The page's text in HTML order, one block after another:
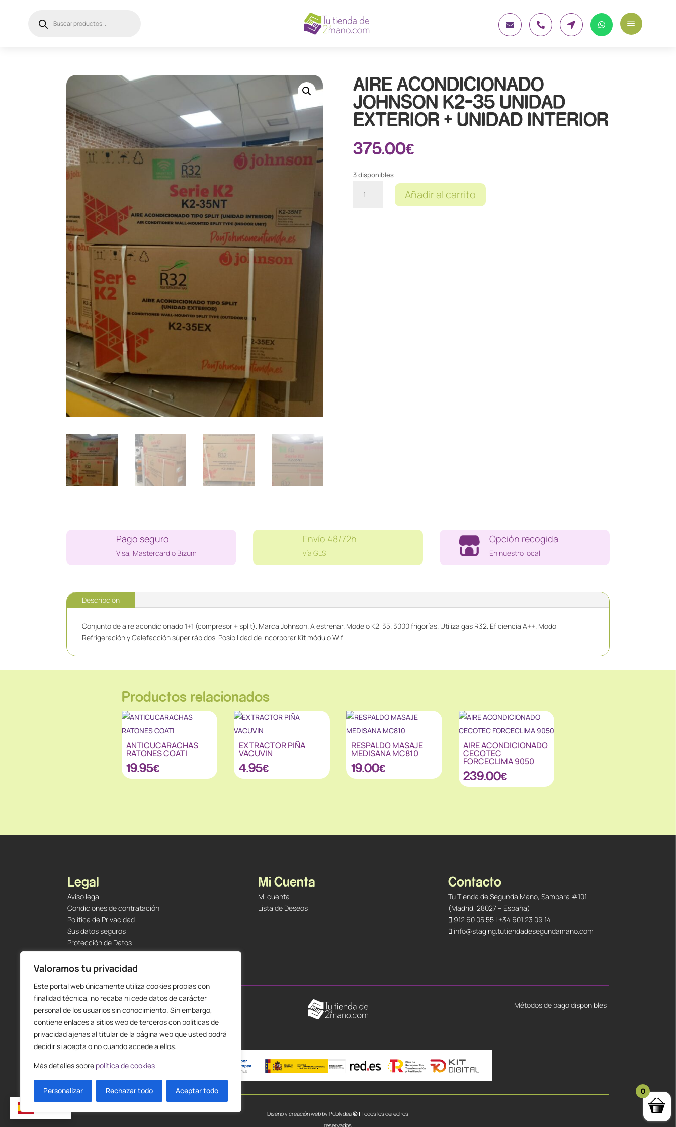
Valoramos tu privacidad
Este portal web únicamente utiliza cookies propias con
finalidad técnica, no recaba ni cede datos de carácter
personal de los usuarios sin conocimiento. Sin embargo,
contiene enlaces a sitios web de terceros con políticas de
privacidad ajenas al titular de la página web que usted podrá
decidir si acepta o no cuando accede a ellos.
Más detalles sobre política de cookies
Personalizar Rechazar todo Aceptar todo
productos     a
AIRE ACONDICIONADO
JOHNSON K2-35 UNIDAD
EXTERIOR + UNIDAD INTERIOR
375.00€
3 disponibles
ACONDICIONADOAñadir al carrito
Pago seguro
Visa, Mastercard o Bizum
Envío 48/72h
vía GLS
Opción recogida
En nuestro local
Descripción
Conjunto de aire acondicionado 1+1 (compresor + split). Marca Johnson. A estrenar. Modelo K2-35. 3000 frigorías. Utiliza gas R32. Eficiencia A++. Modo
Refrigeración y Calefacción súper rápidos. Posibilidad de incorporar Kit módulo Wifi
Productos relacionados
ANTICUCARACHAS
RATONES COATI
19.95€
EXTRACTOR PIÑA
VACUVIN
4.95€
RESPALDO MASAJE
MEDISANA MC810
19.00€
AIRE ACONDICIONADO
CECOTEC
FORCECLIMA 9050
239.00€
Legal
Aviso legal
Condiciones de contratación
Política de Privacidad
Sus datos seguros
Protección de Datos
Política de Cookies
Envíos y Devoluciones
Mi Cuenta
Mi cuenta
Lista de Deseos
Contacto
Tu Tienda de Segunda Mano, Sambara #101
(Madrid, 28027 – España)
912 60 05 55| +34 601 23 09 14
info@staging.tutiendadesegundamano.com
Métodos de pago disponibles:
Diseño y creación web byPublydea© |Todos los derechos
reservados
0